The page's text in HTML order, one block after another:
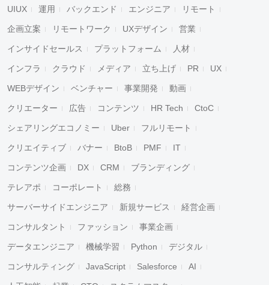
UIUX 運用 バックエンド エンジニア リモート
企画立案 リモートワーク UXデザイン 営業
インサイドセールス プラットフォーム 人材
インフラ クラウド メディア 立ち上げ PR UX
WEBデザイン ベンチャー 事業開発 動画
クリエーター 広告 コンテンツ HR Tech CtoC
シェアリングエコノミー Uber フルリモート
クリエイティブ バナー BtoB PMF IT
コンテンツ企画 DX CRM ブランディング
テレアポ コーポレート 総務
サーバーサイドエンジニア 新規サービス 経営企画
コンサルタント ファッション 事業企画
データエンジニア 機械学習 Python デジタル
コンサルティング JavaScript Salesforce AI